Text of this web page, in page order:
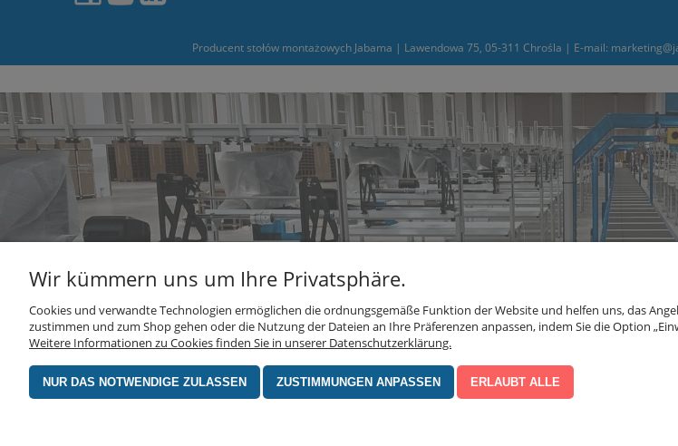
Producent stołów montażowych Jabama | Lawendowa 75, 05-311 Chrośla | E-mail:
Wir kümmern uns um Ihre Privatsphäre.
Cookies und verwandte Technologien ermöglichen die ordnungsgemäße Funktion der Website und helfen uns, das
zustimmen und zum Shop gehen oder die Nutzung der Dateien an Ihre Präferenzen anpassen, indem Sie die Option
Weitere Informationen zu Cookies finden Sie in unserer Datenschutzerklärung.
NUR DAS NOTWENDIGE ZULASSEN ZUSTIMMUNGEN ANPASSEN ERLAUBT ALLE